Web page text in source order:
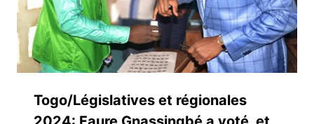
Togo/Législatives et régionales